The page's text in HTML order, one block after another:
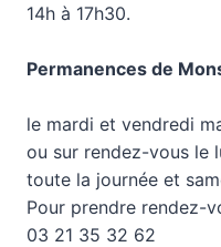
14h à 17h30.
Permanences de
le mardi et vendredi
ou sur rendez-vous le
toute la journée et
Pour prendre rendez-
03 21 35 32 62